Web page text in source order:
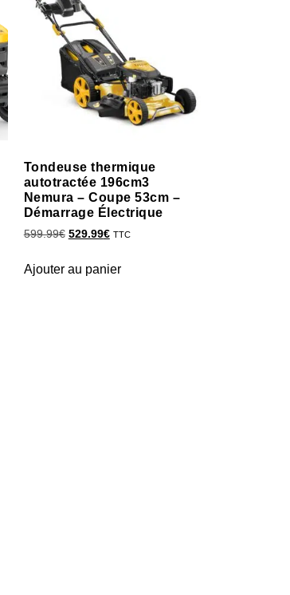
Tondeuse thermique
autotractée 196cm3
Nemura – Coupe 53cm –
Démarrage Électrique
599.99€ 529.99€ TTC
Ajouter au panier